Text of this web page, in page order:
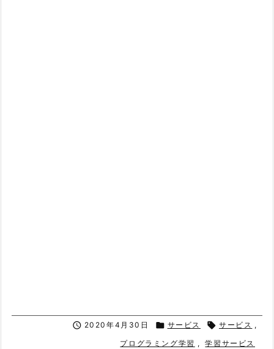
 2020年4月30日  サービス  サービス ,
プログラミング学習 , 学習サービス